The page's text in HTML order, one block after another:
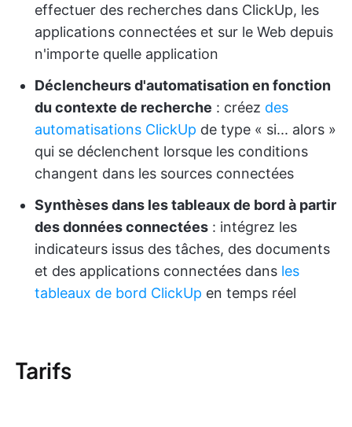
effectuer des recherches dans ClickUp, les
applications connectées et sur le Web depuis
n'importe quelle application
Déclencheurs d'automatisation en fonction
du contexte de recherche : créez des
automatisations ClickUp de type « si... alors »
qui se déclenchent lorsque les conditions
changent dans les sources connectées
Synthèses dans les tableaux de bord à partir
des données connectées : intégrez les
indicateurs issus des tâches, des documents
et des applications connectées dans les
tableaux de bord ClickUp en temps réel
Tarifs